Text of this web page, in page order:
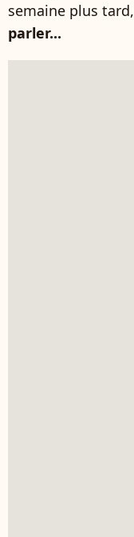
semaine plus tard,
parler...